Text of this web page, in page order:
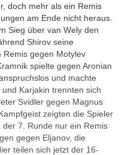
doch mehr als ein Remis
am Ende nicht heraus.
Sieg über van Wely den
Shirov seine
Remis gegen Motylev
spielte gegen Aronian
und machte
Karjakin trennten sich
Svidler gegen Magnus
zeigten die Spieler
7. Runde nur ein Remis
gegen Eljanov, die
teilen sich jetzt der 16-